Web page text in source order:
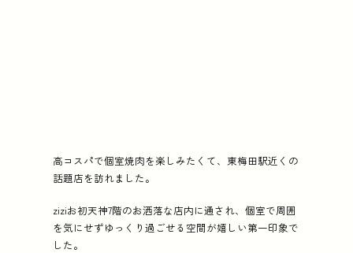
高コスパで個室焼肉を楽しみたくて、東梅田駅近くの
話題店を訪れました。
ziziお初天神7階のお洒落な店内に通され、個室で周囲
を気にせずゆっくり過ごせる空間が嬉しい第一印象で
した。